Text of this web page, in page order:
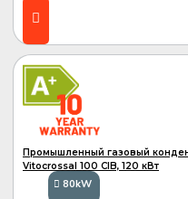
80kW
A
A+
Промышленный газовый
Vitocrossal 100 CIB, 120 кВт